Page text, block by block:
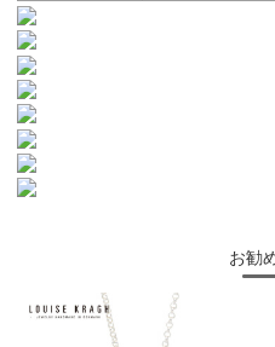
お勧